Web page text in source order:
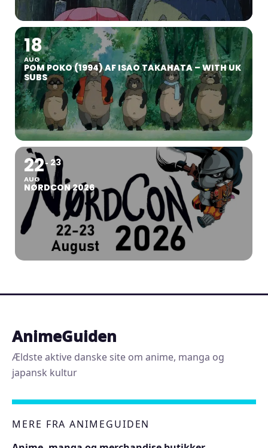
18
AUG
POM POKO (1994) AF ISAO TAKAHATA – WITH UK
SUBS
22
AUG
23
NØRDCON 2026
AnimeGuiden
Ældste aktive danske site om anime, manga og
japansk kultur
MERE FRA ANIMEGUIDEN